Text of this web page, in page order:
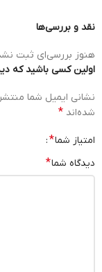
نقد و بررسی‌ها
هنوز بررسی‌ای ثبت
اولین کسی باشید که
نشانی ایمیل شما
شده‌اند *
امتیاز شما*
دیدگاه شما*